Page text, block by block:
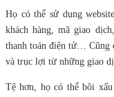
Họ có thể sử dụng
khách hàng, mã giao
thanh toán điện tử… Cũng
và trục lợi từ những giao
Tệ hơn, họ có thể bôi